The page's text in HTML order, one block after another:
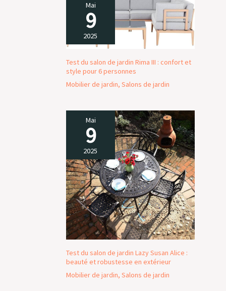
Mai
9
2025
Test du salon de jardin Rima III : confort et
style pour 6 personnes
Mobilier de jardin, Salons de jardin
Mai
9
2025
Test du salon de jardin Lazy Susan Alice :
beauté et robustesse en extérieur
Mobilier de jardin, Salons de jardin